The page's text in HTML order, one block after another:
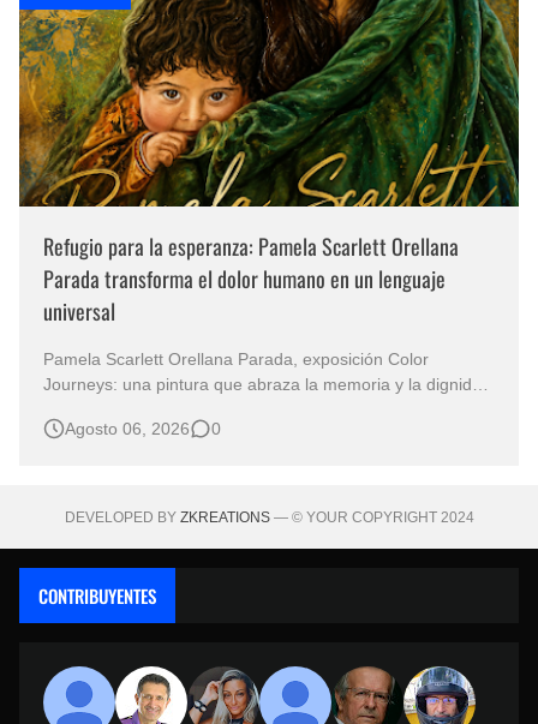
Refugio para la esperanza: Pamela Scarlett Orellana
Parada transforma el dolor humano en un lenguaje
universal
Pamela Scarlett Orellana Parada, exposición Color
Journeys: una pintura que abraza la memoria y la dignidad
obras no necesitan levantar la voz para permanecer en la
Agosto 06, 2026 0
DEVELOPED BY ZKREATIONS— © YOUR COPYRIGHT 2024
CONTRIBUYENTES